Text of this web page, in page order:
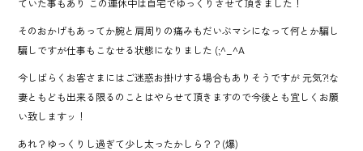
そのおかげもあってか腕と肩周りの痛みもだいぶマシになって何とか騙し
騙しですが仕事もこなせる状態になりました (;^_^A
今しばらくお客さまにはご迷惑お掛けする場合もありそうですが 元気?!な
妻ともども出来る限るのことはやらせて頂きますので今後とも宜しくお願
い致しますッ！
あれ？ゆっくりし過ぎて少し太ったかしら？？(爆)